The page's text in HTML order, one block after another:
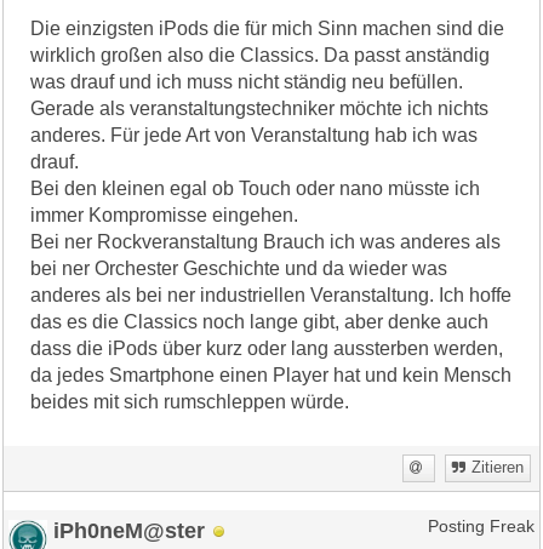
Die einzigsten iPods die für mich Sinn machen sind die
wirklich großen also die Classics. Da passt anständig
was drauf und ich muss nicht ständig neu befüllen.
Gerade als veranstaltungstechniker möchte ich nichts
anderes. Für jede Art von Veranstaltung hab ich was
drauf.
Bei den kleinen egal ob Touch oder nano müsste ich
immer Kompromisse eingehen.
Bei ner Rockveranstaltung Brauch ich was anderes als
bei ner Orchester Geschichte und da wieder was
anderes als bei ner industriellen Veranstaltung. Ich hoffe
das es die Classics noch lange gibt, aber denke auch
dass die iPods über kurz oder lang aussterben werden,
da jedes Smartphone einen Player hat und kein Mensch
beides mit sich rumschleppen würde.
Zitieren
iPh0neM@ster Posting Freak